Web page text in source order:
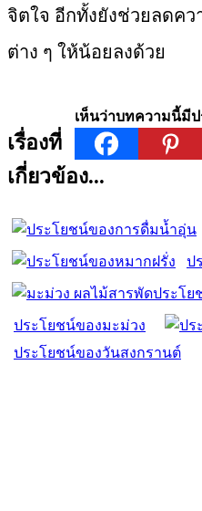
จิตใจ อีกทั้งยังช่วยลดคว
ต่าง ๆ ให้น้อยลงด้วย
เห็นว่าบทความนี้มี
เรื่องที่
เกี่ยวข้อง...
ป
ประโยชน์ของมะม่วง
ประโยชน์ของวันสงกรานต์